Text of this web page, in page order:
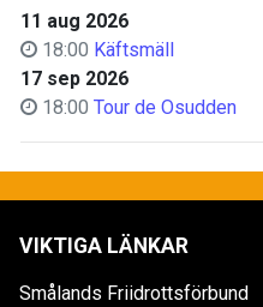
11 aug 2026
18:00 Käftsmäll
17 sep 2026
18:00 Tour de Osudden
VIKTIGA LÄNKAR
Smålands Friidrottsförbund